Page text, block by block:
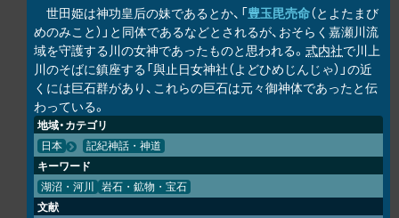
世田姫は神功皇后の妹であるとか、「豊玉毘売命（とよたまび
めのみこと）」と同体であるなどとされるが、おそらく嘉瀬川流
域を守護する川の女神であったものと思われる。 式内社で川上
川のそばに鎮座する「與止日女神社（よどひめじんじゃ）」の近
くには巨石群があり、これらの巨石は元々御神体であったと伝
わっている。
地域・カテゴリ
日本 記紀神話・神道
キーワード
湖沼・河川 岩石・鉱物・宝石
文献